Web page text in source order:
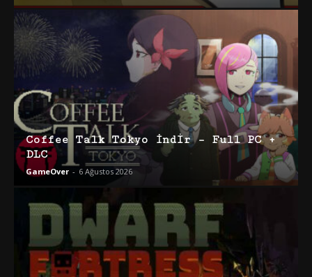
Coffee Talk Tokyo İndir – Full PC +
DLC
GameOver - 6 Ağustos 2026